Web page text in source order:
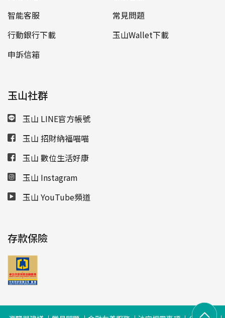
智能客服
常見問題
行動銀行下載
玉山Wallet下載
申訴信箱
玉山社群
玉山 LINE官方帳號
玉山 招財納福喵喵
玉山 數位生活好康
玉山 Instagram
玉山 YouTube頻道
存款保險